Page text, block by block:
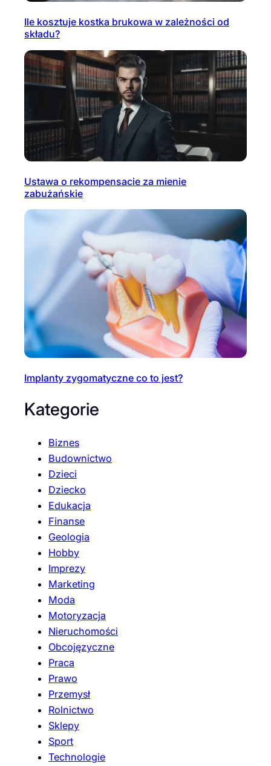
Ile kosztuje kostka brukowa w zależności od
składu?
Ustawa o rekompensacie za mienie
zabużańskie
Implanty zygomatyczne co to jest?
Kategorie
Biznes
Budownictwo
Dzieci
Dziecko
Edukacja
Finanse
Geologia
Hobby
Imprezy
Marketing
Moda
Motoryzacja
Nieruchomości
Obcojęzyczne
Praca
Prawo
Przemysł
Rolnictwo
Sklepy
Sport
Technologie